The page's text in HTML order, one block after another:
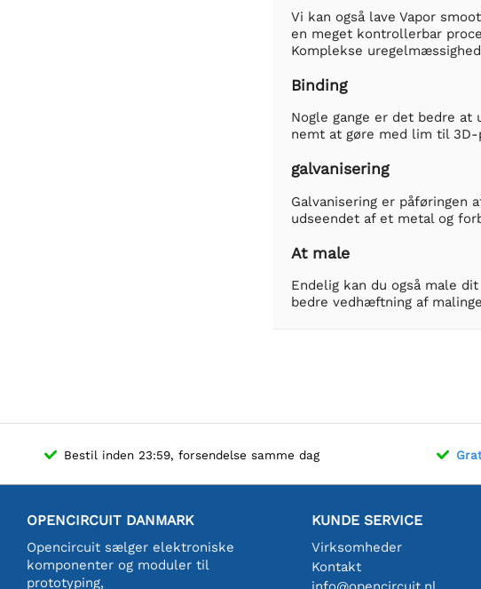
Vi kan også lave Vapor
en meget kontrollerbar
Komplekse
Binding
Nogle gange er det bedre
nemt at gøre med lim til 3D-
galvanisering
Galvanisering er påføringen
udseendet af et metal og
At male
Endelig kan du også male
bedre vedhæftning af
Bestil inden 23:59, forsendelse samme dag
OPENCIRCUIT DANMARK
Opencircuit sælger elektroniske
komponenter og moduler til
prototyping,
KUNDE SERVICE
Virksomheder
Kontakt